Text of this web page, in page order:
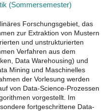
(Sommersemester)
Forschungsgebiet, das
zur Extraktion von Mustern
und unstrukturierten
Verfahren aus dem
Data Warehousing) und
Mining und Maschinelles
der Vorlesung werden
von Data-Science-Prozessen
vorgestellt. Im
fortgeschrittene Data-